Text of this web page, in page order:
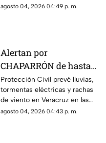
ello te platicaremos cuándo
agosto 04, 2026 04:49 p. m.
Alertan por
CHAPARRÓN de hasta
72 horas en Veracruz;
intensas lluvias
iniciarán este día
Protección Civil prevé lluvias,
tormentas eléctricas y rachas
de viento en Veracruz en las
próximas horas.
agosto 04, 2026 04:43 p. m.